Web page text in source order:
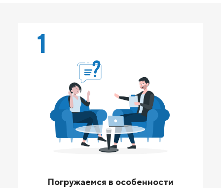
1
Погружаемся в особенности